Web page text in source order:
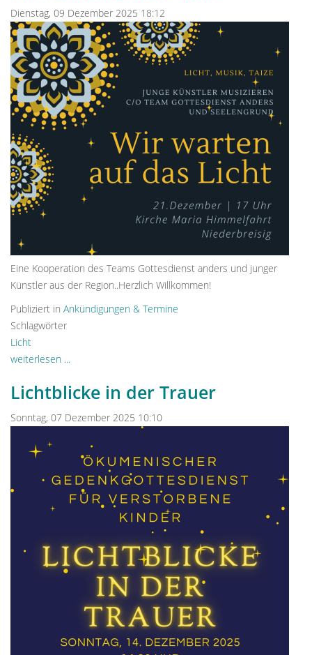
Dienstag, 09 Dezember 2025 18:12
Eine Kooperation des Teams Gottesdienst anders und junger
Künstler aus der Region..Herzlich Willkommen!
Publiziert in Ankündigungen & Termine
Schlagwörter
Licht
weiterlesen ...
Lichtblicke in der Trauer
Sonntag, 07 Dezember 2025 10:10